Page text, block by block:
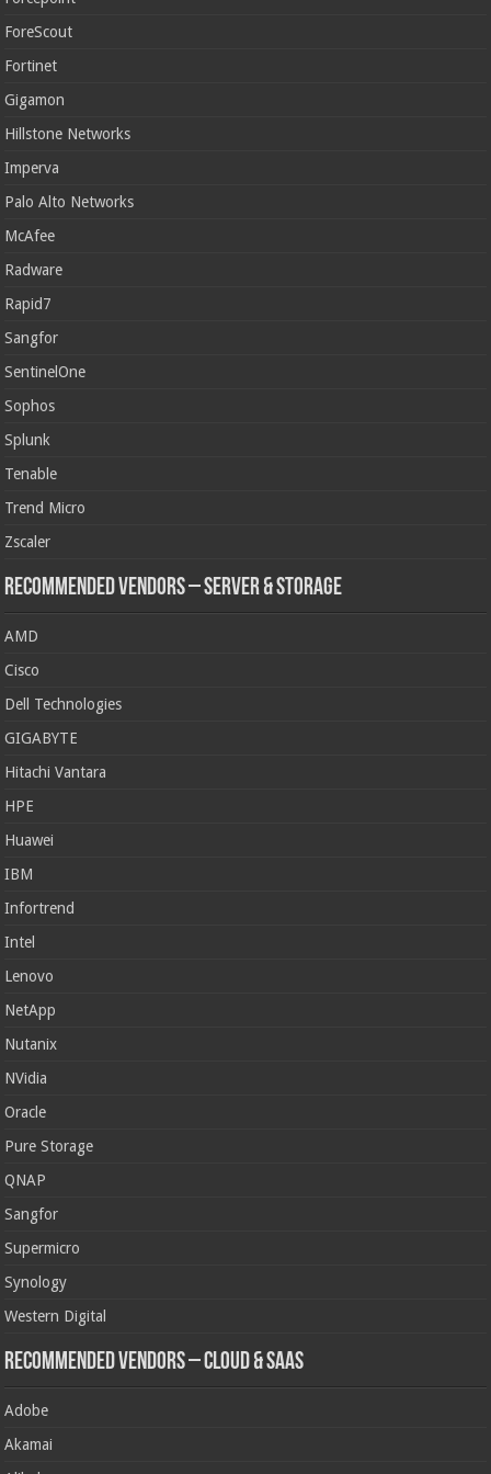
ForeScout
Fortinet
Gigamon
Hillstone Networks
Imperva
Palo Alto Networks
McAfee
Radware
Rapid7
Sangfor
SentinelOne
Sophos
Splunk
Tenable
Trend Micro
Zscaler
Recommended Vendors – Server & Storage
AMD
Cisco
Dell Technologies
GIGABYTE
Hitachi Vantara
HPE
Huawei
IBM
Infortrend
Intel
Lenovo
NetApp
Nutanix
NVidia
Oracle
Pure Storage
QNAP
Sangfor
Supermicro
Synology
Western Digital
Recommended Vendors – Cloud & SaaS
Adobe
Akamai